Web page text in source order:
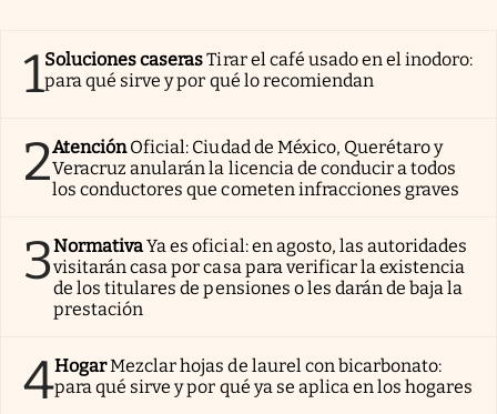
1Soluciones caserasTirar el café usado en el inodoro:
para qué sirve y por qué lo recomiendan
2AtenciónOficial: Ciudad de México, Querétaro y
Veracruz anularán la licencia de conducir a todos
los conductores que cometen infracciones graves
3NormativaYa es oficial: en agosto, las autoridades
visitarán casa por casa para verificar la existencia
de los titulares de pensiones o les darán de baja la
prestación
4HogarMezclar hojas de laurel con bicarbonato:
para qué sirve y por qué ya se aplica en los hogares